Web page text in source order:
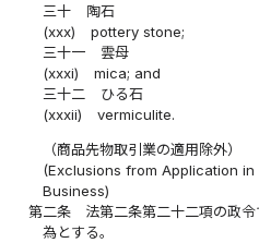
三十
陶石
(xxx)
pottery stone;
三十一
雲母
(xxxi)
mica; and
三十二
ひる石
(xxxii)
vermiculite.
（商品先物取引業の適用除外）
(Exclusions from Application in
Business)
第二条
法第二条第二十二項の政
為とする。